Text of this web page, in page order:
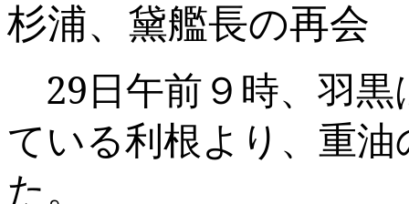
杉浦、黛艦長の再会
29日午前９時、羽
ている利根より、重
た。